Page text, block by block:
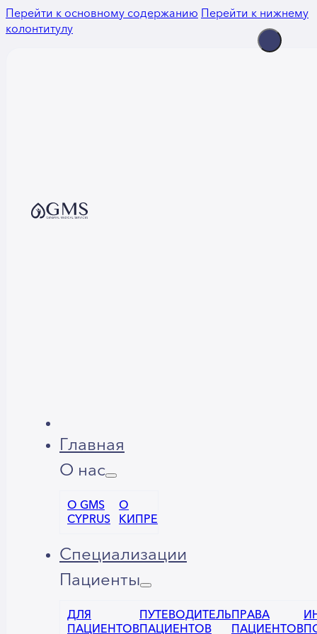
Перейти к основному содержаниюПерейти к нижнему
колонтитулу
Главная
О нас
О GMS
CYPRUS
О
КИПРЕ
Специализации
Пациенты
ДЛЯ
ПАЦИЕНТОВ
ПУТЕВОДИТЕЛЬ
ПАЦИЕНТОВ
ПРАВА
ПАЦИЕНТОВ